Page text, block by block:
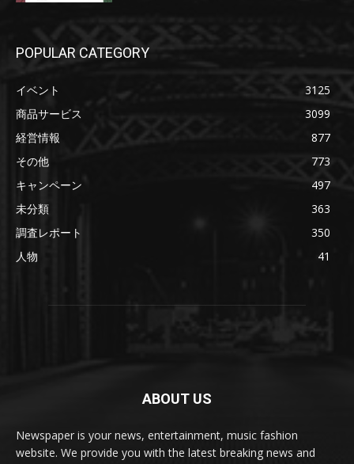
POPULAR CATEGORY
イベント
3125
商品サービス
3099
経営情報
877
その他
773
キャンペーン
497
未分類
363
調査レポート
350
人物
41
ABOUT US
Newspaper is your news, entertainment, music fashion
website. We provide you with the latest breaking news and